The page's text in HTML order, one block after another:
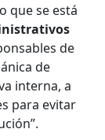
que se está
de
de
interna, a
para evitar